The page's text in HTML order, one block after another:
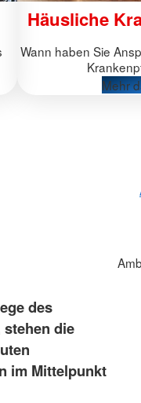
Häusliche
Wann haben Sie
Mehr
des
stehen die
im Mittelpunkt